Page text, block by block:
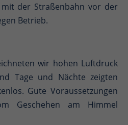
mit der Straßenbahn vor der
Betrieb.
wir hohen Luftdruck
Tage und Nächte zeigten
Gute Voraussetzungen
Geschehen am Himmel